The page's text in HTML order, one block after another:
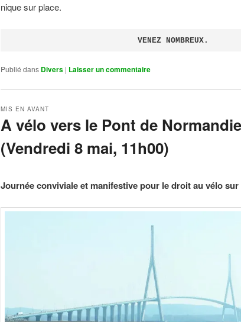
nique sur place.
VENEZ NOMBREUX.
Publié dans Divers | Laisser un commentaire
A vélo vers le Pont de
(Vendredi 8 mai, 11h00)
MIS EN AVANT
Journée conviviale et manifestive pour le droit au vélo